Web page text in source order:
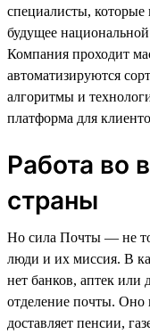
специалисты,
будущее
Компания проходит
автоматизируются
алгоритмы и
платформа для
Работа во
страны
Но сила Почты — не
люди и их миссия. В
нет банков, аптек или
отделение почты. Оно
доставляет пенсии,